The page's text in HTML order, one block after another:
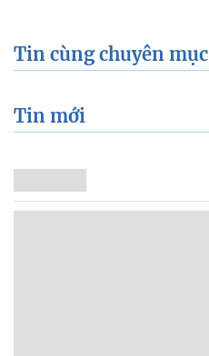
Tin cùng chuyên mục
Tin mới